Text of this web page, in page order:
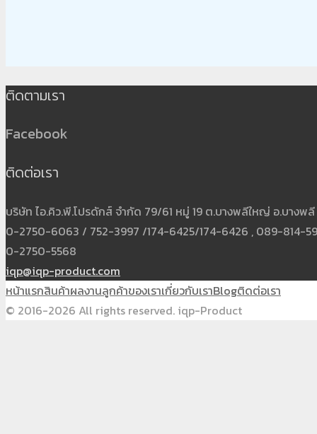
ติดตามเรา
Facebook
ติดต่อเรา
บริษัท ไอ.คิว.พี.โปรดักส์ จำกัด 79/61 หมู่ 19 ต.บางพลีใหญ่ อ.บางพ
0-2750-6063 / 752-3997 /174-6425/174-6426 , 089-814-
0-2750-5568
iqp@iqp-product.com
หน้าแรกสินค้าผลงานลูกค้าของเราเกี่ยวกับเราBlogติดต่อเรา
© 2016-2026 All rights reserved. iqp-Product